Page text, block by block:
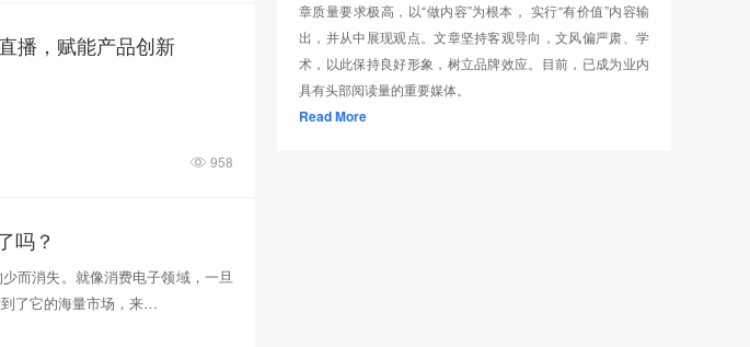
播，赋能产品创新
958
吗？
而消失。就像消费电子领域，一旦
了它的海量市场，来…
章质量要求极高，以“做内容”为根本， 实行“有价值”内容输
出，并从中展现观点。文章坚持客观导向，文风偏严肃、学
术，以此保持良好形象，树立品牌效应。目前，已成为业内
具有头部阅读量的重要媒体。
Read More